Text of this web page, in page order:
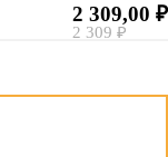
2 309,00 ₽
2 309 ₽